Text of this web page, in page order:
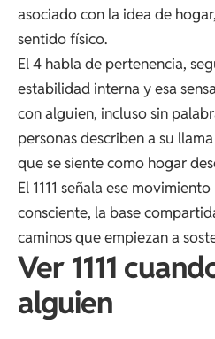
asociado con la idea de
sentido físico.
El 4 habla de pertenencia,
estabilidad interna y esa
con alguien, incluso sin
personas describen a su
que se siente como hogar
El 1111 señala ese
consciente, la base
caminos que empiezan a
Ver 1111
alguien